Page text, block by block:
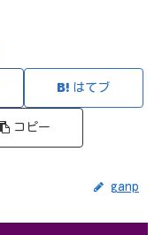
はてブ
コピー
ganp